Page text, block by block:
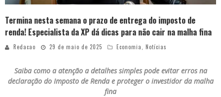
Termina nesta semana o prazo de entrega do imposto de
renda! Especialista da XP dá dicas para não cair na malha fina
Redacao 29 de maio de 2025 Economia, Notícias
Saiba como a atenção a detalhes simples pode evitar erros na
declaração do Imposto de Renda e proteger o investidor da malha
fina